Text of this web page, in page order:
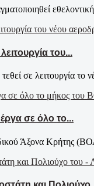
του...
σε λειτουργία το
σε όλο το...
Άξονα Κρήτης